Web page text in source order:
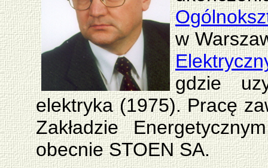
w
gdzie
elektryka (1975). Pracę
Zakładzie
obecnie STOEN SA.